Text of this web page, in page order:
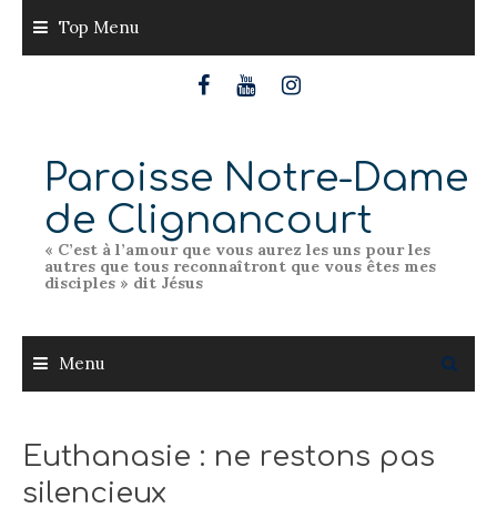
content
Top Menu
Paroisse Notre-Dame
de Clignancourt
« C’est à l’amour que vous aurez les uns pour les
autres que tous reconnaîtront que vous êtes mes
disciples » dit Jésus
Menu
Euthanasie : ne restons pas
silencieux